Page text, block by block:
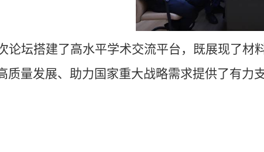
论坛搭建了高水平学术交流平台，既展现了材
质量发展、助力国家重大战略需求提供了有力支